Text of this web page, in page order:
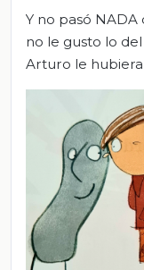
Y no pasó
no le gusto lo
Arturo le hubiera